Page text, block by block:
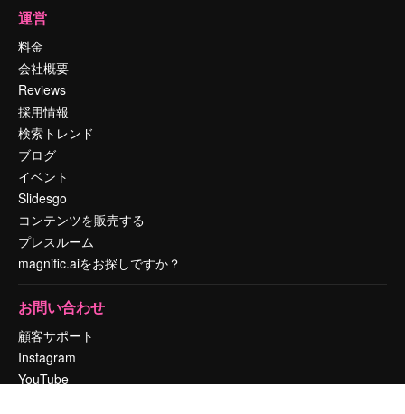
運営
料金
会社概要
Reviews
採用情報
検索トレンド
ブログ
イベント
Slidesgo
コンテンツを販売する
プレスルーム
magnific.aiをお探しですか？
お問い合わせ
顧客サポート
Instagram
YouTube